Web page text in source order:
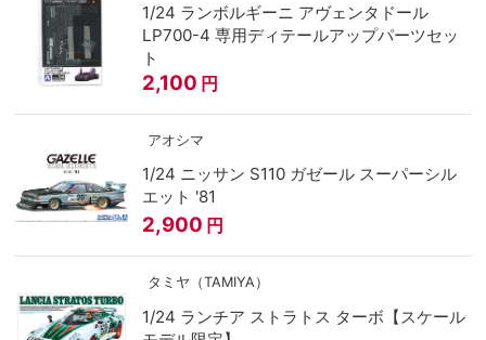
1/24 ランボルギーニ アヴェンタドール
LP700-4 専用ディテールアップパーツセッ
ト
2,100 円
アオシマ
1/24 ニッサン S110 ガゼール スーパーシル
エット '81
2,900 円
タミヤ（TAMIYA）
1/24 ランチア ストラトス ターボ【スケール